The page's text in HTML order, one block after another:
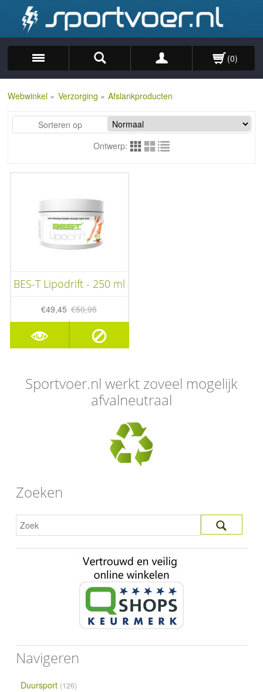
(0)
Webwinkel » Verzorging » Afslankproducten
Sorteren op
Ontwerp:
BES-T Lipodrift - 250 ml
€49,45 €50,95
Sportvoer.nl werkt zoveel mogelijk
afvalneutraal
Zoeken
Navigeren
Duursport (126)